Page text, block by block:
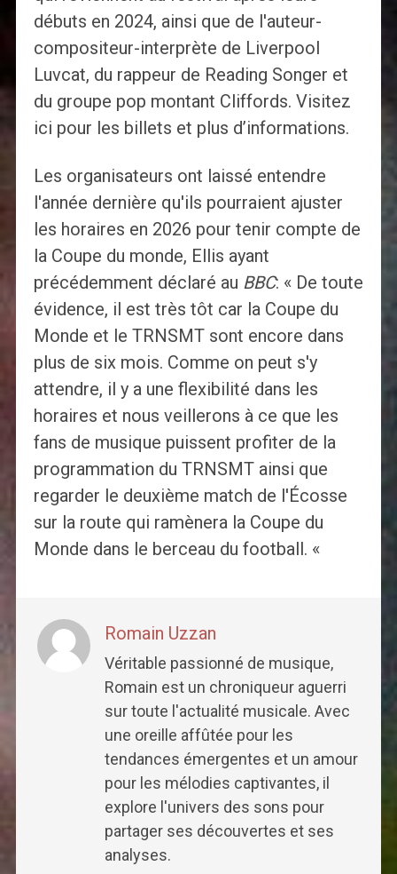
débuts en 2024, ainsi que de l'auteur-
compositeur-interprète de Liverpool
Luvcat, du rappeur de Reading Songer et
du groupe pop montant Cliffords. Visitez
ici pour les billets et plus d’informations.
Les organisateurs ont laissé entendre
l'année dernière qu'ils pourraient ajuster
les horaires en 2026 pour tenir compte de
la Coupe du monde, Ellis ayant
précédemment déclaré au BBC: « De toute
évidence, il est très tôt car la Coupe du
Monde et le TRNSMT sont encore dans
plus de six mois. Comme on peut s'y
attendre, il y a une flexibilité dans les
horaires et nous veillerons à ce que les
fans de musique puissent profiter de la
programmation du TRNSMT ainsi que
regarder le deuxième match de l'Écosse
sur la route qui ramènera la Coupe du
Monde dans le berceau du football. «
Romain Uzzan
Véritable passionné de musique,
Romain est un chroniqueur aguerri
sur toute l'actualité musicale. Avec
une oreille affûtée pour les
tendances émergentes et un amour
pour les mélodies captivantes, il
explore l'univers des sons pour
partager ses découvertes et ses
analyses.